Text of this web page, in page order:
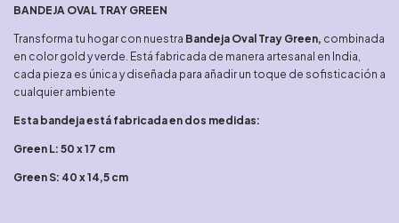
BANDEJA OVAL TRAY GREEN
Transforma tu hogar con nuestra Bandeja Oval Tray Green, combinada
en color gold y verde. Está fabricada de manera artesanal en India,
cada pieza es única y diseñada para añadir un toque de sofisticación a
cualquier ambiente
Esta bandeja está fabricada en dos medidas:
Green L: 50 x 17 cm
Green S: 40 x 14,5 cm